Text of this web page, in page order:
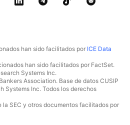
han sido facilitados por ICE Data
han sido facilitados por FactSet.
Systems Inc.
Association. Base de datos CUSIP
Systems Inc. Todos los derechos
la SEC y otros documentos facilitados por